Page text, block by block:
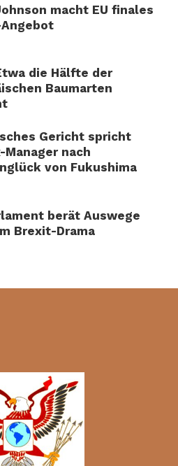
macht EU finales
die Hälfte der
Baumarten
Gericht spricht
Manager nach
von Fukushima
berät Auswege
Brexit-Drama